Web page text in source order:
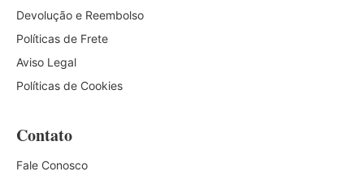
Devolução e Reembolso
Políticas de Frete
Aviso Legal
Políticas de Cookies
Contato
Fale Conosco